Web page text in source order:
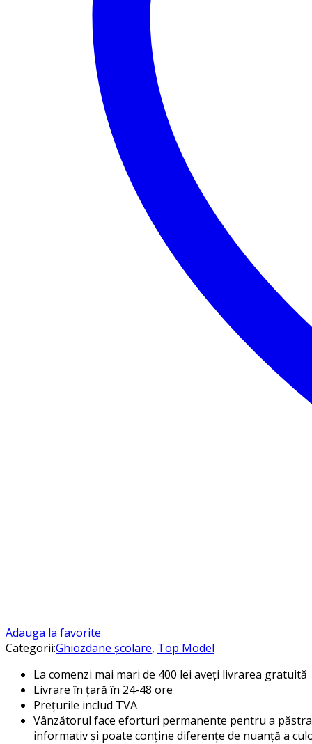
Adauga la favorite
Categorii:Ghiozdane școlare, Top Model
La comenzi mai mari de 400 lei aveți livrarea gratuită
Livrare în țară în 24-48 ore
Prețurile includ TVA
Vânzătorul face eforturi permanente pentru a
informativ și poate conține diferențe de nuanță a